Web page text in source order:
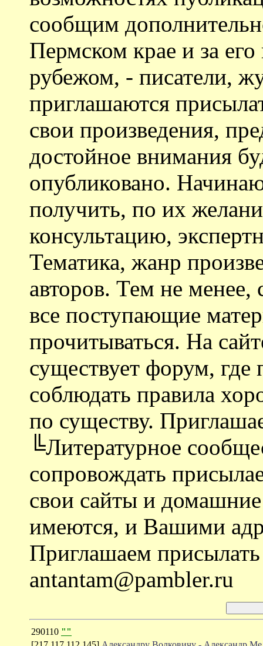
сообщим
Пермском крае и за
рубежом, - писатели,
приглашаются
свои произведения,
достойное внимания
опубликовано.
получить, по их
консультацию,
Тематика, жанр
авторов. Тем не менее,
все поступающие
прочитываться. На
существует форум, где
соблюдать правила
по существу.
╚Литературное
сопровождать
свои сайты и
имеются, и Вашими
Приглашаем присылать
antantam@pambler.ru
290110 ""